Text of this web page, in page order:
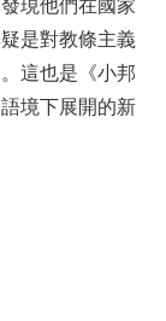
現他們在國家
是對教條主義
這也是《小邦
境下展開的新